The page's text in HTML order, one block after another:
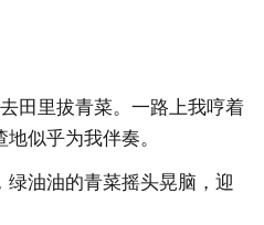
田里拔青菜。一路上我哼着
似乎为我伴奏。
绿油油的青菜摇头晃脑，迎